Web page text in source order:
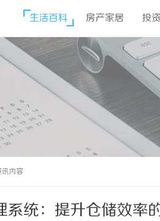
生活百科 房产家居 投
讯内容
统：提升仓储效率